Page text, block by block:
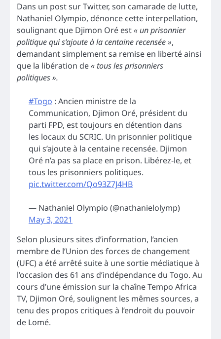
Dans un post sur Twitter, son camarade de lutte,
Nathaniel Olympio, dénonce cette interpellation,
soulignant que Djimon Oré est« un prisonnier
politique qui s’ajoute à la centaine recensée »,
demandant simplement sa remise en liberté ainsi
que la libération de« tous les prisonniers
politiques ».
#Togo : Ancien ministre de la
Communication, Djimon Oré, président du
parti FPD, est toujours en détention dans
les locaux du SCRIC. Un prisonnier politique
qui s’ajoute à la centaine recensée. Djimon
Oré n’a pas sa place en prison. Libérez-le, et
tous les prisonniers politiques.
pic.twitter.com/Qo93Z7J4HB
— Nathaniel Olympio (@nathanielolymp)
May 3, 2021
Selon plusieurs sites d’information, l’ancien
membre de l’Union des forces de changement
(UFC) a été arrêté suite à une sortie médiatique à
l’occasion des 61 ans d’indépendance du Togo. Au
cours d’une émission sur la chaîne Tempo Africa
TV, Djimon Oré, soulignent les mêmes sources, a
tenu des propos critiques à l’endroit du pouvoir
de Lomé.